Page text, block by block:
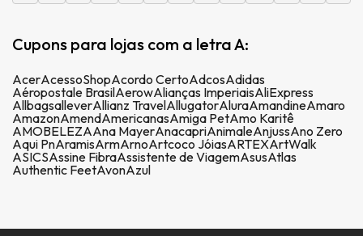
Cupons para lojas com a letra A:
AcerAcessoShopAcordo CertoAdcosAdidas
Aéropostale BrasilAerowAlianças ImperiaisAliExpress
AllbagsalleverAllianz TravelAllugatorAluraAmandineAmaro
AmazonAmendAmericanasAmiga PetAmo Karitê
AMOBELEZAAna MayerAnacapriAnimaleAnjussAno Zero
Aqui PnAramisArmArnoArtcoco JóiasARTEXArtWalk
ASICSAssine FibraAssistente de ViagemAsusAtlas
Authentic FeetAvonAzul